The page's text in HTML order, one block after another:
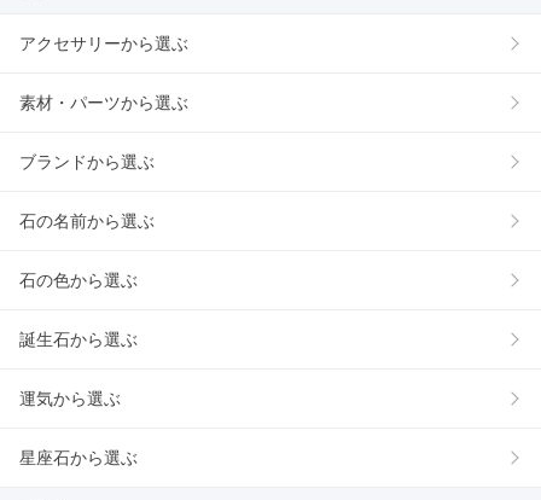
アクセサリーから選ぶ
素材・パーツから選ぶ
ブランドから選ぶ
石の名前から選ぶ
石の色から選ぶ
誕生石から選ぶ
運気から選ぶ
星座石から選ぶ